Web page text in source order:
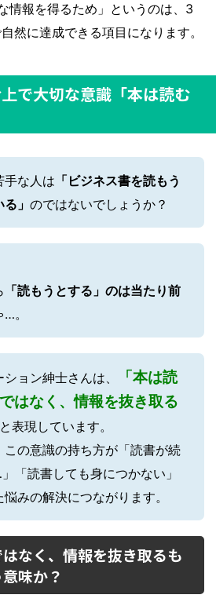
情報を得るため」というのは、3
然に達成できる項目になります。
で大切な意識「本は読む
手な人は 「ビジネス書を読もう
」 のではないでしょうか？
「読もうとする」のは当たり前
。
ョン紳士さんは、
「本は読
はなく、情報を抜き取る
と表現しています。
この意識の持ち方が「読書が続
「読書しても身につかない」
悩みの解決につながります。
はなく、情報を抜き取るも
味か？